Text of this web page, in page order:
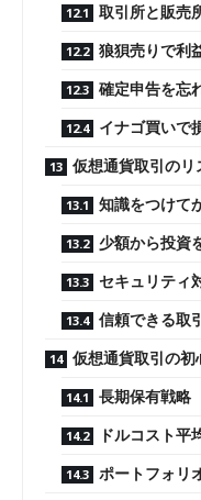
取引所と販売
狼狽売りで利
確定申告を忘
イナゴ買いで
仮想通貨取引の
知識をつけて
少額から投資
セキュリティ
信頼できる取
仮想通貨取引の
長期保有戦略
ドルコスト平
ポートフォリ